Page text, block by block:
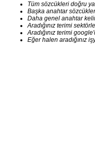
Tüm sözcükleri doğru
Başka anahtar
Daha genel anahtar
Aradığınız terimi
Aradığınız terimi
Eğer halen aradığınız